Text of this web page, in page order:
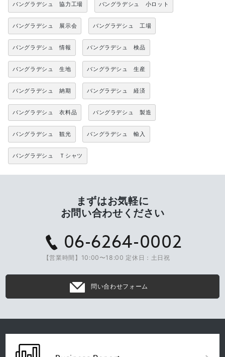
バングラデシュ 協力工場 バングラデシュ 小ロット
バングラデシュ 展示会 バングラデシュ 工場
バングラデシュ 情報 バングラデシュ 検品
バングラデシュ 生地 バングラデシュ 生産
バングラデシュ 納期 バングラデシュ 経済
バングラデシュ 衣料品 バングラデシュ 製造
バングラデシュ 観光 バングラデシュ 輸入
バングラデシュ Ｔシャツ
まずはお気軽に
お問い合わせください
06-6264-0002
【営業時間】10:00〜18:00 定休日：土日祝
問い合わせフォーム